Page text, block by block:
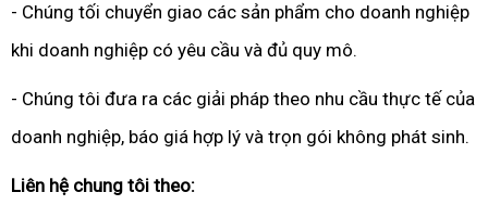
- Chúng tối chuyển giao các sản phẩm cho doanh nghiệp
khi doanh nghiệp có yêu cầu và đủ quy mô.
- Chúng tôi đưa ra các giải pháp theo nhu cầu thực tế của
doanh nghiệp, báo giá hợp lý và trọn gói không phát sinh.
Liên hệ chung tôi theo: